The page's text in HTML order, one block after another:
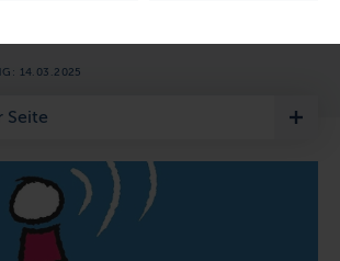
14.03.2025
Seite